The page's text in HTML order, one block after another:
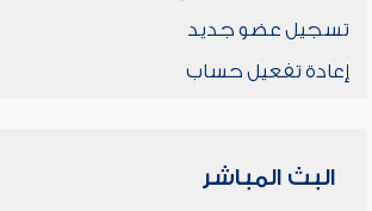
تسجيل عضو جديد
إعادة تفعيل حساب
البث المباشر